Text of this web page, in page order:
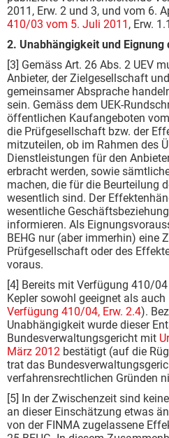
2011, Erw. 2 und 3, und vom 6.
410/03 vom 5. Juli 2011 , Erw.
2. Unabhängigkeit und
[3] Gemäss Art. 26 Abs. 2 UEV
Anbieter, der Zielgesellschaft
gemeinsamer Absprache
sein. Gemäss dem UEK-
öffentlichen Kaufangeboten
die Prüfgesellschaft bzw. der
mitzuteilen, ob im Rahmen des
Dienstleistungen für den
erbracht werden, sowie
machen, die für die Beurteilung
wesentlich sind. Der
wesentliche
informieren. Als
BEHG nur (aber immerhin) eine
Prüfgesellschaft oder des
voraus.
[4] Bereits mit Verfügung 410/
Kepler sowohl geeignet als
Verfügung 410/04, Erw. 2.4).
Unabhängigkeit wurde dieser
Bundesverwaltungsgericht mit
März 2012 bestätigt (auf die
trat das
verfahrensrechtlichen Gründen
[5] In der Zwischenzeit sind
an dieser Einschätzung etwas
von der FINMA zugelassene